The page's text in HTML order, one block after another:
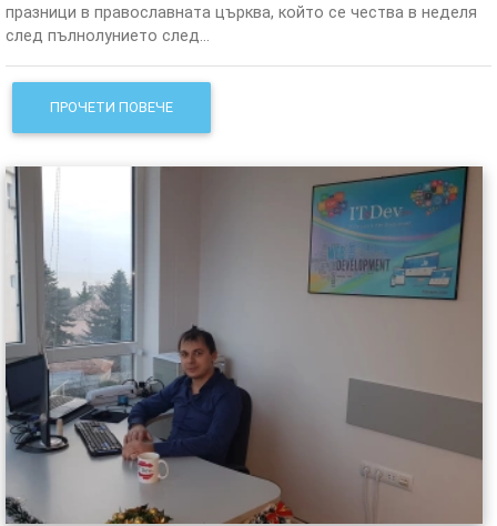
празници в православната църква, който се чества в неделя
след пълнолунието след...
ПРОЧЕТИ ПОВЕЧЕ